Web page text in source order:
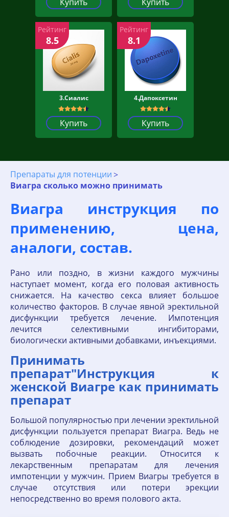
3.Сиалис
Купить
Рейтинг
8.5
4.Дапоксетин
Купить
Рейтинг
8.1
Препараты для потенции
Виагра сколько можно принимать
Виагра инструкция по
применению, цена,
аналоги, состав.
Рано или поздно, в жизни каждого мужчины
наступает момент, когда его половая активность
снижается. На качество секса влияет большое
количество факторов. В случае явной эректильной
дисфункции требуется лечение. Импотенция
лечится селективными ингибиторами,
биологически активными добавками, инъекциями.
Принимать
препарат"Инструкция к
женской Виагре как принимать
препарат
Большой популярностью при лечении эректильной
дисфункции пользуется препарат Виагра. Ведь не
соблюдение дозировки, рекомендаций может
вызвать побочные реакции. Относится к
лекарственным препаратам для лечения
импотенции у мужчин. Прием Виагры требуется в
случае отсутствия или потери эрекции
непосредственно во время полового акта.